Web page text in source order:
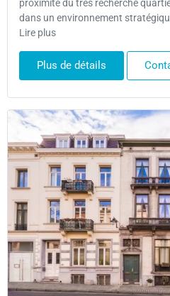
proximité du très recherché
dans un environnement
Lire plus
Plus de détails